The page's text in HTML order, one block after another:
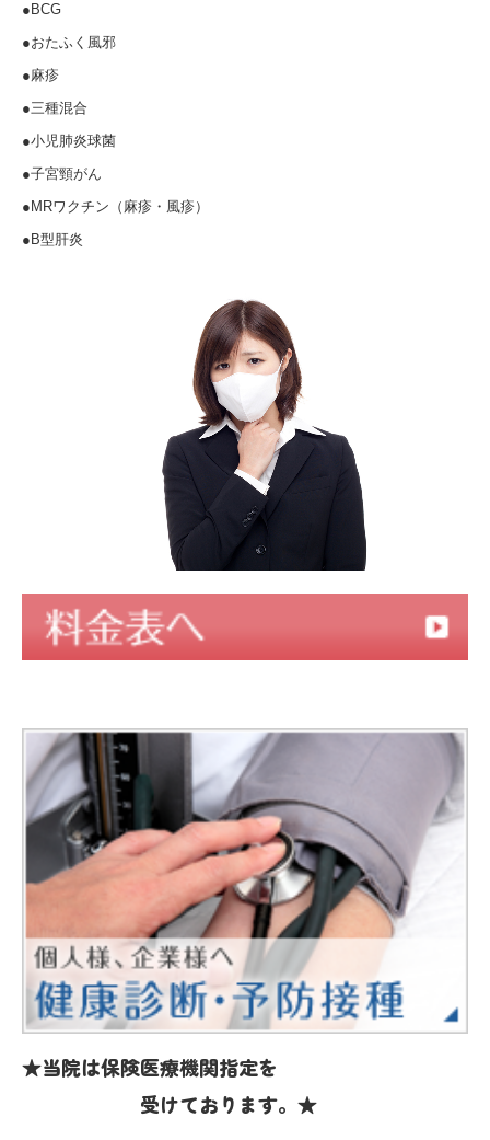
院長紹介
料金
★当院は保険医療機関指定を
受けております。★
●BCG
●おたふく風邪
●麻疹
●三種混合
●小児肺炎球菌
●子宮頸がん
●MRワクチン（麻疹・風疹）
●B型肝炎